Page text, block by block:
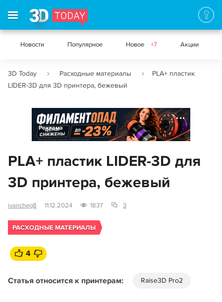
Новости Популярное Новое +7 Акции
3D Today Расходные материалы
PLA+ пластик
LIDER-3D для 3D принтера, бежевый
Реклама
PLA+ пластик LIDER-3D для
3D принтера, бежевый
ivancheg8 11.12.2024 1837 3
РАСХОДНЫЕ МАТЕРИАЛЫ
4
Статья относится к принтерам: Raise3D Pro2